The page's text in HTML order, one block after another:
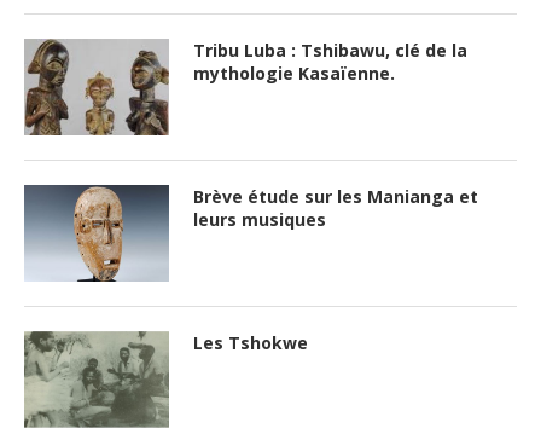
Tribu Luba : Tshibawu, clé de la
mythologie Kasaïenne.
Brève étude sur les Manianga et
leurs musiques
Les Tshokwe